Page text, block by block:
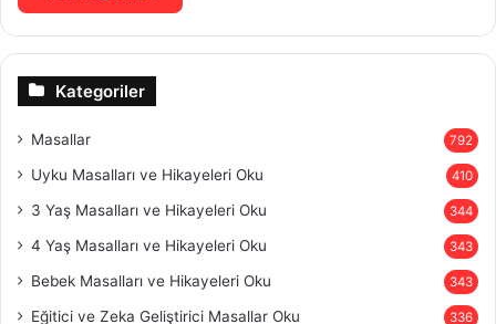
Kategoriler
Masallar 792
Uyku Masalları ve Hikayeleri Oku 410
3 Yaş Masalları ve Hikayeleri Oku 344
4 Yaş Masalları ve Hikayeleri Oku 343
Bebek Masalları ve Hikayeleri Oku 343
Eğitici ve Zeka Geliştirici Masallar Oku 336